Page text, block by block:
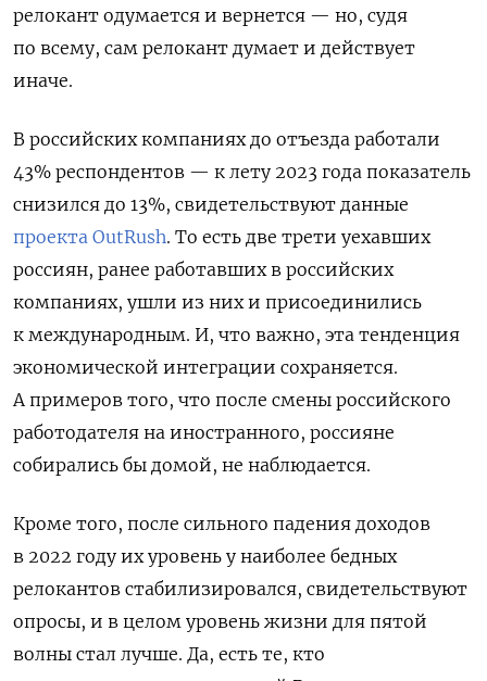
релокант одумается и вернется — но, судя
по всему, сам релокант думает и действует
иначе.
В российских компаниях до отъезда работали
43% респондентов — к лету 2023 года показатель
снизился до 13%, свидетельствуют данные
проекта OutRush. То есть две трети уехавших
россиян, ранее работавших в российских
компаниях, ушли из них и присоединились
к международным. И, что важно, эта тенденция
экономической интеграции сохраняется.
А примеров того, что после смены российского
работодателя на иностранного, россияне
собирались бы домой, не наблюдается.
Кроме того, после сильного падения доходов
в 2022 году их уровень у наиболее бедных
релокантов стабилизировался, свидетельствуют
опросы, и в целом уровень жизни для пятой
волны стал лучше. Да, есть те, кто